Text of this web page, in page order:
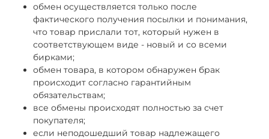
обмен осуществляется только после
фактического получения посылки и понимания,
что товар прислали тот, который нужен в
соответствующем виде - новый и со всеми
бирками;
обмен товара, в котором обнаружен брак
происходит согласно гарантийным
обязательствам;
все обмены происходят полностью за счет
покупателя;
если неподошедший товар надлежащего